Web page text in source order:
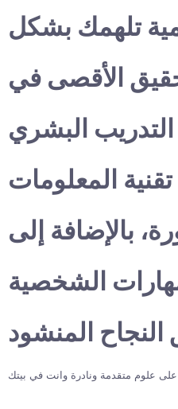
تلهمك بشكل
الأقصى في
البشري
تقنية المعلومات
بالإضافة إلى
الشخصية
علوم متقدمة ونادرة وانت في بيتك